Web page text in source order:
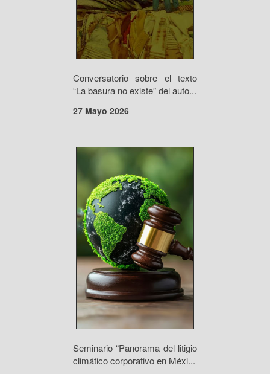
Conversatorio sobre el texto
“La basura no existe” del auto...
27 Mayo 2026
Seminario “Panorama del litigio
climático corporativo en Méxi...